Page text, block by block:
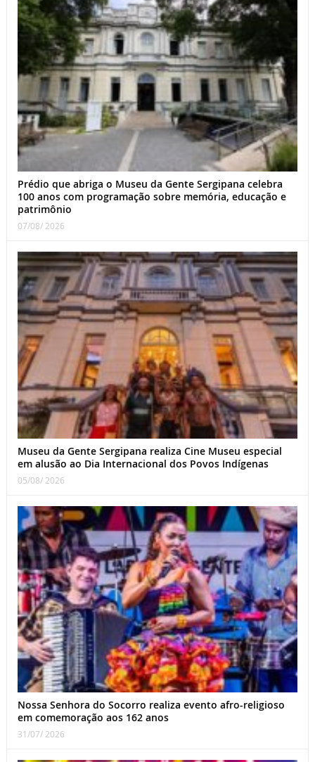
Prédio que abriga o Museu da Gente Sergipana celebra
100 anos com programação sobre memória, educação e
patrimônio
07/08/ 2026
Museu da Gente Sergipana realiza Cine Museu especial
em alusão ao Dia Internacional dos Povos Indígenas
05/08/ 2026
Nossa Senhora do Socorro realiza evento afro-religioso
em comemoração aos 162 anos
31/07/ 2026